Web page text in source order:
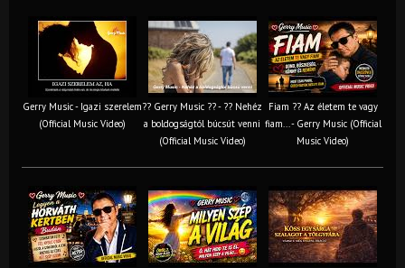
Gerry Music - Igazi szerelem
(Official Music Video)
?? Gerry Music ?? - ?? Nehéz
a boldogságtól búcsút venni
(Official Music Video)
Fiam ?‍? Az életem te vagy
fiam... - Gerry Music (Official
Music Video)